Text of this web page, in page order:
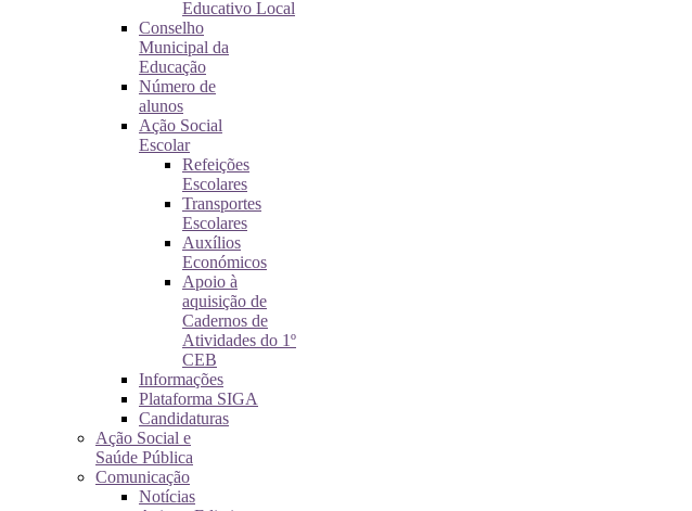
Educativo Local
Conselho
Municipal da
Educação
Número de
alunos
Ação Social
Escolar
Refeições
Escolares
Transportes
Escolares
Auxílios
Económicos
Apoio à
aquisição de
Cadernos de
Atividades do 1º
CEB
Informações
Plataforma SIGA
Candidaturas
Ação Social e
Saúde Pública
Comunicação
Notícias